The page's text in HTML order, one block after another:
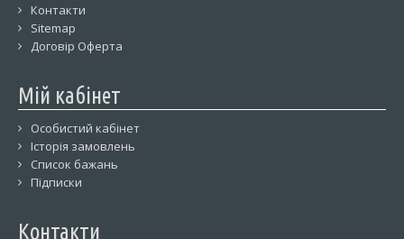
Контакти
Sitemap
Договір Оферта
Мій кабінет
Особистий кабінет
Історія замовлень
Список бажань
Підписки
Контакти